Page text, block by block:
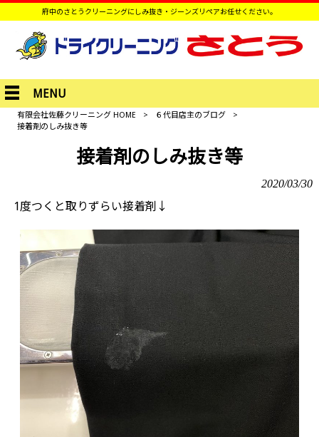
府中のさとうクリーニングにしみ抜き・ジーンズリペアお任せください。
MENU
有限会社佐藤クリーニング HOME > ６代目店主のブログ
>
接着剤のしみ抜き等
接着剤のしみ抜き等
2020/03/30
1度つくと取りずらい接着剤↓